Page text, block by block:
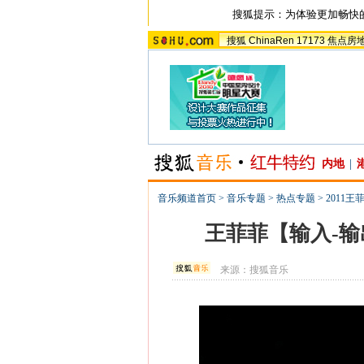
搜狐提示：为体验更加畅快
搜狐 ChinaRen 17173 焦点房
内地
音乐频道首页 > 音乐专题 > 热点专题 > 2011王
王菲菲【输入-
来源：搜狐音乐